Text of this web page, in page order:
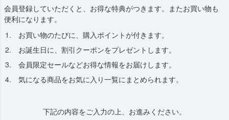
会員登録していただくと、お得な特典がつきます。またお買い物も
便利になります。
お買い物のたびに、購入ポイントが付きます。
お誕生日に、割引クーポンをプレゼントします。
会員限定セールなどお得な情報をお届けします。
気になる商品をお気に入り一覧にまとめられます。
下記の内容をご入力の上、お進みください。